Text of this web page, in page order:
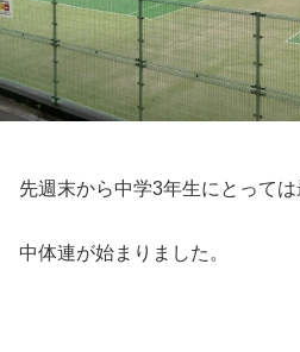
先週末から中学3年生にとっては
中体連が始まりました。